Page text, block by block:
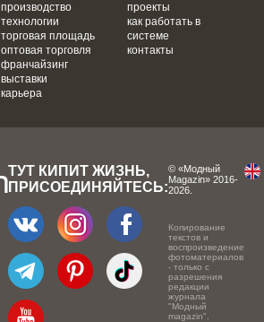
производство
технологии
торговая площадь
оптовая торговля
франчайзинг
выставки
карьера
проекты
как работать в
системе
контакты
ТУТ КИПИТ ЖИЗНЬ,
ПРИСОЕДИНЯЙТЕСЬ:
© «Модный
Magazin» 2016-
2026.
Копирование
текстов и
воспроизведение
фотоматериалов
- только с
разрешения
редакции
журнала
"Модный
magazin".